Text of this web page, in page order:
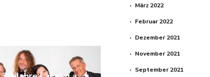
März 2022
Februar 2022
Dezember 2021
November 2021
September 2021